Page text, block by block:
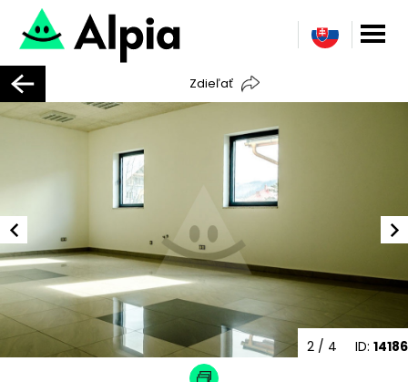
Zdieľať
ID: 14186
2 / 4